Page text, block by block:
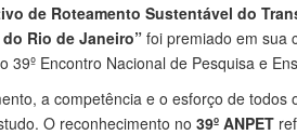
de Roteamento Sustentável do
Rio de Janeiro” foi premiado em sua
39º Encontro Nacional de Pesquisa e
a competência e o esforço de todos
O reconhecimento no 39º ANPET